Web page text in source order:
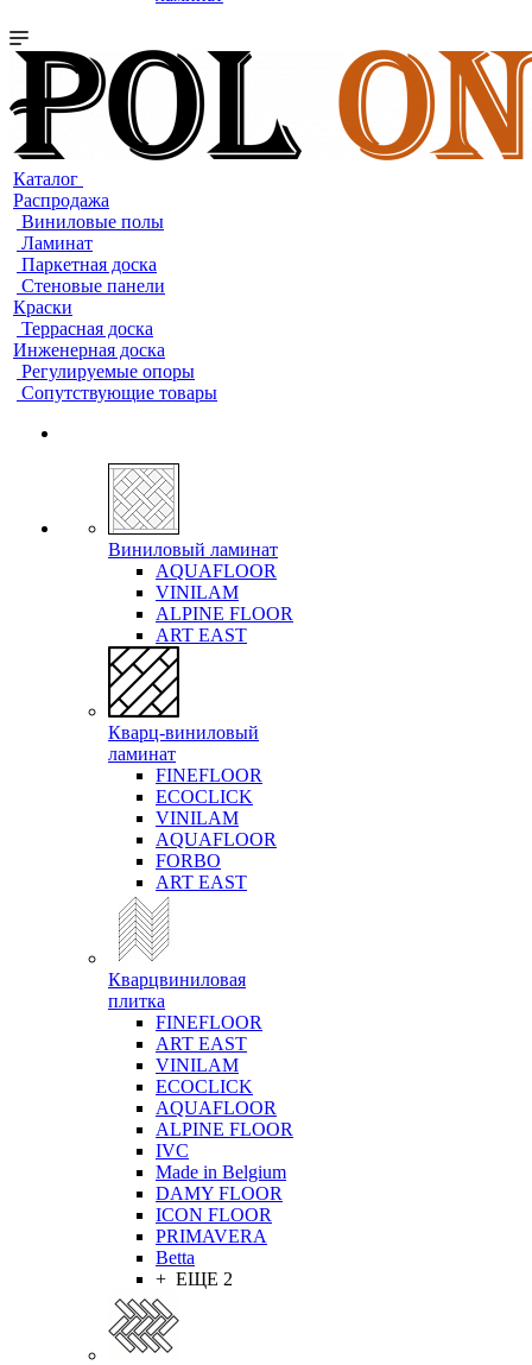
Каталог
Распродажа
Виниловые полы
Ламинат
Паркетная доска
Стеновые панели
Краски
Террасная доска
Инженерная доска
Регулируемые опоры
Сопутствующие товары
Виниловый ламинат
AQUAFLOOR
VINILAM
ALPINE FLOOR
ART EAST
Кварц-виниловый
ламинат
FINEFLOOR
ECOCLICK
VINILAM
AQUAFLOOR
FORBO
ART EAST
Кварцвиниловая
плитка
FINEFLOOR
ART EAST
VINILAM
ECOCLICK
AQUAFLOOR
ALPINE FLOOR
IVC
Made in Belgium
DAMY FLOOR
ICON FLOOR
PRIMAVERA
Betta
+ ЕЩЕ 2